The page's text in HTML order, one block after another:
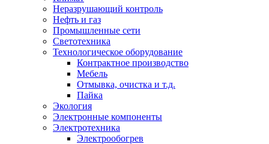
Неразрушающий контроль
Нефть и газ
Промышленные сети
Светотехника
Технологическое оборудование
Контрактное производство
Мебель
Отмывка, очистка и т.д.
Пайка
Экология
Электронные компоненты
Электротехника
Электрообогрев